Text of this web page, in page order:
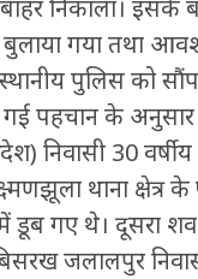
निकाला। इसके
बुलाया गया तथा
पुलिस को
गई पहचान के
निवासी 30
थाना क्षेत्र
डूब गए थे। दूसरा
जलालपुर